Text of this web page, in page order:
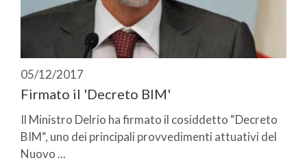
05/12/2017
Firmato il 'Decreto BIM'
Il Ministro Delrio ha firmato il cosiddetto “Decreto
BIM“, uno dei principali provvedimenti attuativi del
Nuovo ...